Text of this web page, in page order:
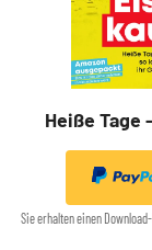
Heiße Tage
Sie erhalten einen